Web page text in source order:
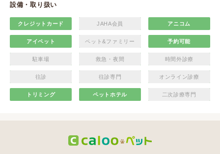
設備・取り扱い
クレジットカード JAHA会員 アニコム
アイペット ペット&ファミリー 予約可能
駐車場 救急・夜間 時間外診療
往診 往診専門 オンライン診療
トリミング ペットホテル 二次診療専門